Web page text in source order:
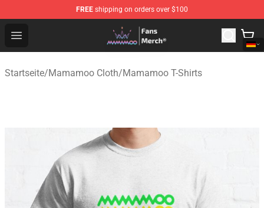
FREE shipping on orders over $100
Open menu
Mamamoo Store - Official Mamamoo Merchandise Shop
Startseite/Mamamoo Cloth/Mamamoo T-Shirts